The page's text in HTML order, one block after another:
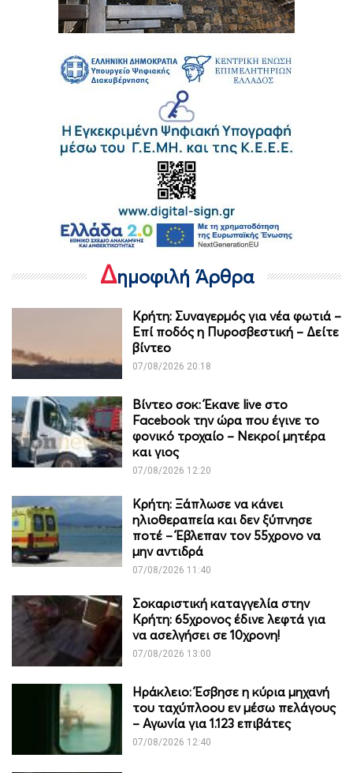
Δημοφιλή Άρθρα
Κρήτη: Συναγερμός για νέα φωτιά –
Επί ποδός η Πυροσβεστική – Δείτε
βίντεο
07/08/2026 20:18
Βίντεο σοκ: Έκανε live στο
Facebook την ώρα που έγινε το
φονικό τροχαίο – Νεκροί μητέρα
και γιος
07/08/2026 12:20
Κρήτη: Ξάπλωσε να κάνει
ηλιοθεραπεία και δεν ξύπνησε
ποτέ – Έβλεπαν τον 55χρονο να
μην αντιδρά
07/08/2026 11:40
Σοκαριστική καταγγελία στην
Κρήτη: 65χρονος έδινε λεφτά για
να ασελγήσει σε 10χρονη!
07/08/2026 13:00
Ηράκλειο: Έσβησε η κύρια μηχανή
του ταχύπλοου εν μέσω πελάγους
– Αγωνία για 1.123 επιβάτες
07/08/2026 12:40